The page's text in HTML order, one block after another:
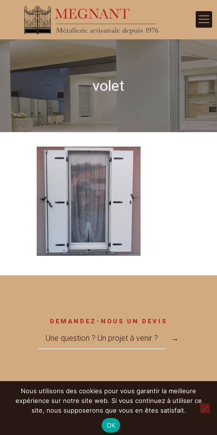
volet
DEMANDEZ-NOUS UN DEVIS
Une question ? Un projet à venir ? →
© 2017 Métallerie MEGNANT - Réalisé par LICOM Développement
Mentions Légales|RGPD|Partenaires
Nous utilisons des cookies pour vous garantir la meilleure
expérience sur notre site web. Si vous continuez à utiliser ce
site, nous supposerons que vous en êtes satisfait.
OK